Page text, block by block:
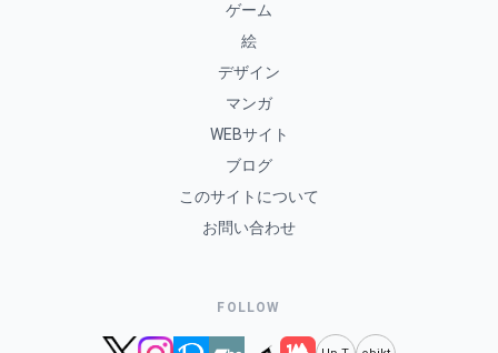
ゲーム
絵
デザイン
マンガ
WEBサイト
ブログ
このサイトについて
お問い合わせ
FOLLOW